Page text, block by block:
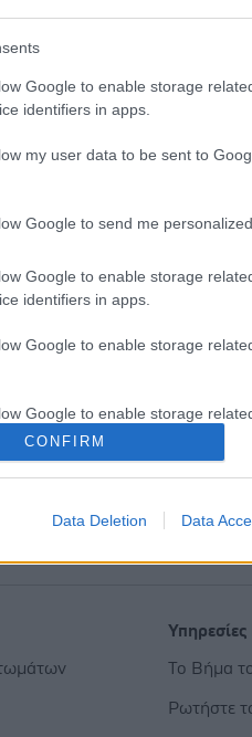
Google to enable storage
identifiers in apps.
my user data to be sent to
Google to send me
Google to enable storage
identifiers in apps.
Google to enable storage
Google to enable storage
Google to enable storage
CONFIRM
Data Deletion Data
και οι μορφές τους
Το Βήμα
Ρωτήστε